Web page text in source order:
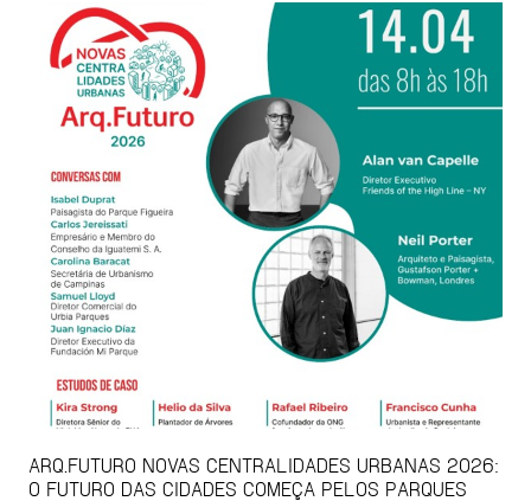
ARQ.FUTURO NOVAS CENTRALIDADES URBANAS 2026:
O FUTURO DAS CIDADES COMEÇA PELOS PARQUES